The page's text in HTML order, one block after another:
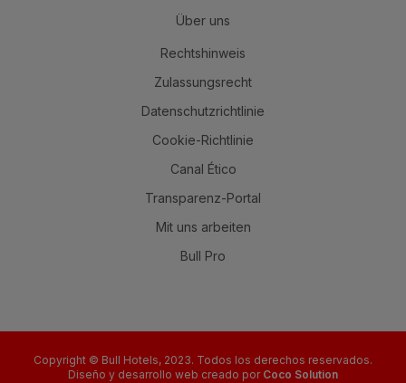
Über uns
Rechtshinweis
Zulassungsrecht
Datenschutzrichtlinie
Cookie-Richtlinie
Canal Ético
Transparenz-Portal
Mit uns arbeiten
Bull Pro
Copyright © Bull Hotels, 2023. Todos los derechos reservados.
Diseño y desarrollo web creado por Coco Solution